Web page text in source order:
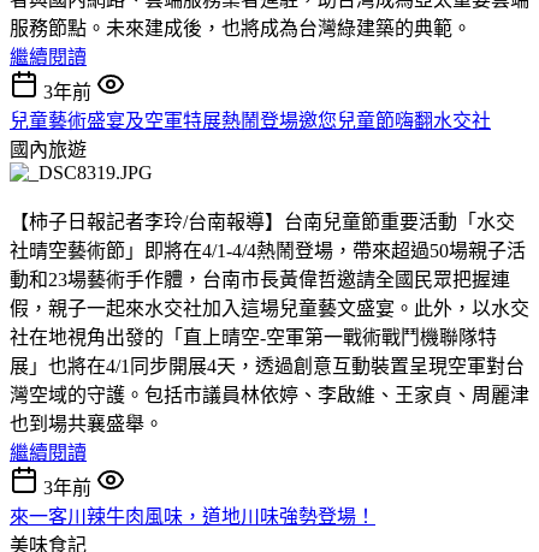
服務節點。未來建成後，也將成為台灣綠建築的典範。
繼續閱讀
3年前
兒童藝術盛宴及空軍特展熱鬧登場邀您兒童節嗨翻水交社
國內旅遊
【柿子日報記者李玲/台南報導】台南兒童節重要活動「水交
社晴空藝術節」即將在4/1-4/4熱鬧登場，帶來超過50場親子活
動和23場藝術手作體，台南市長黃偉哲邀請全國民眾把握連
假，親子一起來水交社加入這場兒童藝文盛宴。此外，以水交
社在地視角出發的「直上晴空-空軍第一戰術戰鬥機聯隊特
展」也將在4/1同步開展4天，透過創意互動裝置呈現空軍對台
灣空域的守護。包括市議員林依婷、李啟維、王家貞、周麗津
也到場共襄盛舉。
繼續閱讀
3年前
來一客川辣牛肉風味，道地川味強勢登場！
美味食記